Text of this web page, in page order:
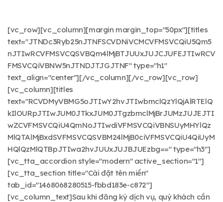
[vc_row][vc_column][margin margin_top="50px"][titles
text="JTNDc3Ryb25nJTNFSCVDNiVCMCVFMSVCQiU5Qm5
nJTIwRCVFMSVCQSVBQm4lMjBTJUUxJUJCJUFEJTIwRCV
FMSVCQiVBNW5nJTNDJTJGJTNF" type="h1"
text_align="center"][/vc_column][/vc_row][vc_row]
[vc_column][titles
text="RCVDMyVBMG5oJTIwY2hvJTIwbmclQzYlQjAlRTElQ
kIlOURpJTIwJUM0JTkxJUM0JTgzbmclMjBrJUMzJUJEJTI
wZCVFMSVCQiU4QmNoJTIwdiVFMSVCQiVBNSUyMHYlQz
MlQTAlMjBxdSVFMSVCQSVBM24lMjB0ciVFMSVCQiU4QiUyM
HQlQzMlQTBpJTIwa2hvJUUxJUJBJUEzbg==" type="h3"]
[vc_tta_accordion style="modern" active_section="1"]
[vc_tta_section title="Cài đặt tên miền"
tab_id="1468068280515-fbbd183e-c872"]
[vc_column_text]Sau khi đăng ký dịch vụ, quý khách cần